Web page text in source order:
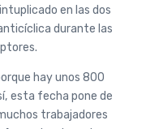
en las dos
durante las
hay unos 800
esta fecha pone de
trabajadores